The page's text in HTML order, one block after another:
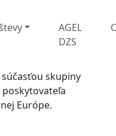
AGEL
DZS
súčasťou skupiny
poskytovateľa
Európe.